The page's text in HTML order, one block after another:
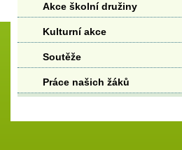
Akce školní družiny
Kulturní akce
Soutěže
Práce našich žáků